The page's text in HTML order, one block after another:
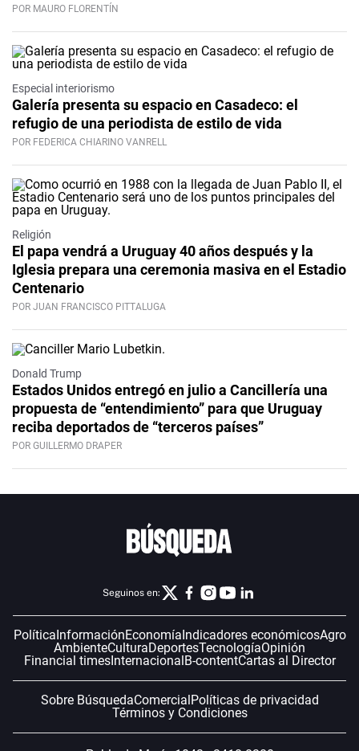
POR MAURO FLORENTÍN
Especial interiorismo
Galería presenta su espacio en Casadeco: el
refugio de una periodista de estilo de vida
POR FEDERICA CHIARINO VANRELL
Religión
El papa vendrá a Uruguay 40 años después y la
Iglesia prepara una ceremonia masiva en el Estadio
Centenario
POR JUAN FRANCISCO PITTALUGA
Donald Trump
Estados Unidos entregó en julio a Cancillería una
propuesta de “entendimiento” para que Uruguay
reciba deportados de “terceros países”
POR GUILLERMO DRAPER
Seguinos en:
PolíticaInformaciónEconomíaIndicadores económicosAgro
AmbienteCulturaDeportesTecnologíaOpinión
Financial timesInternacionalB-contentCartas al Director
Sobre BúsquedaComercialPolíticas de privacidad
Términos y Condiciones